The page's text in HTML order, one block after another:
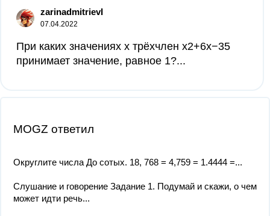
zarinadmitrievI
07.04.2022
При каких значениях x трёхчлен x2+6x−35
принимает значение, равное 1?​...
MOGZ ответил
Округлите числа До сотых. 18, 768 = 4,759 = 1.4444 =​...
Слушание и говорение Задание 1. Подумай и скажи, о чем
может идти речь...